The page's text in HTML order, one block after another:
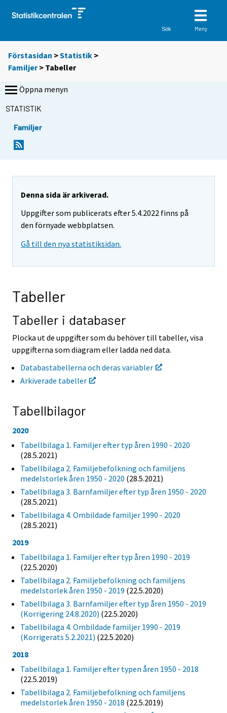
Sök Meny
Förstasidan >Statistik >
Familjer> Tabeller
Öppna menyn
STATISTIK
Familjer
Denna sida är arkiverad.
Uppgifter som publicerats efter 5.4.2022 finns på
den förnyade webbplatsen.
Gå till den nya statistiksidan.
Tabeller
Tabeller i databaser
Plocka ut de uppgifter som du behöver till tabeller, visa
uppgifterna som diagram eller ladda ned data.
Databastabellerna och deras variabler
Arkiverade tabeller
Tabellbilagor
2020
Tabellbilaga 1. Familjer efter typ åren 1990 - 2020
(28.5.2021)
Tabellbilaga 2. Familjebefolkning och familjens
medelstorlek åren 1950 - 2020 (28.5.2021)
Tabellbilaga 3. Barnfamiljer efter typ åren 1950 - 2020
(28.5.2021)
Tabellbilaga 4. Ombildade familjer 1990 - 2020
(28.5.2021)
2019
Tabellbilaga 1. Familjer efter typ åren 1990 - 2019
(22.5.2020)
Tabellbilaga 2. Familjebefolkning och familjens
medelstorlek åren 1950 - 2019 (22.5.2020)
Tabellbilaga 3. Barnfamiljer efter typ åren 1950 - 2019
(Korrigering 24.8.2020) (22.5.2020)
Tabellbilaga 4. Ombildade familjer 1990 - 2019
(Korrigerats 5.2.2021) (22.5.2020)
2018
Tabellbilaga 1. Familjer efter typen åren 1950 - 2018
(22.5.2019)
Tabellbilaga 2. Familjebefolkning och familjens
medelstorlek åren 1950 - 2018 (22.5.2019)